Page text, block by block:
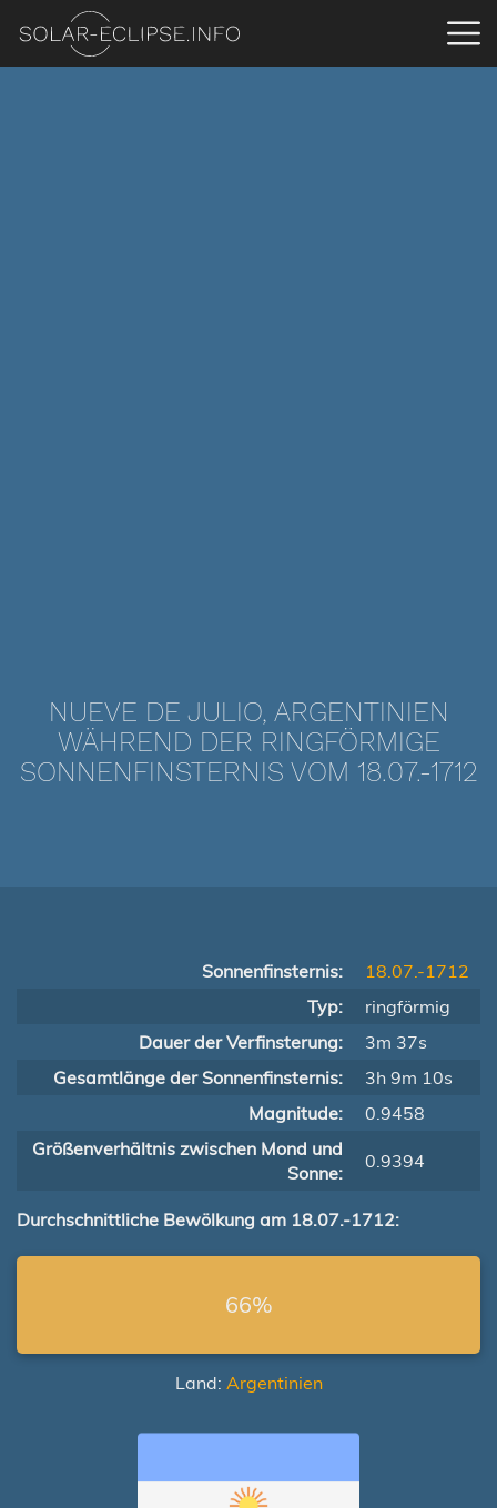
NUEVE DE JULIO, ARGENTINIEN
WÄHREND DER RINGFÖRMIGE
SONNENFINSTERNIS VOM 18.07.-1712
Sonnenfinsternis:
18.07.-1712
Typ:
ringförmig
Dauer der Verfinsterung:
3m 37s
Gesamtlänge der Sonnenfinsternis:
3h 9m 10s
Magnitude:
0.9458
Größenverhältnis zwischen Mond und
Sonne:
0.9394
Durchschnittliche Bewölkung am 18.07.-1712:
66%
Land: Argentinien